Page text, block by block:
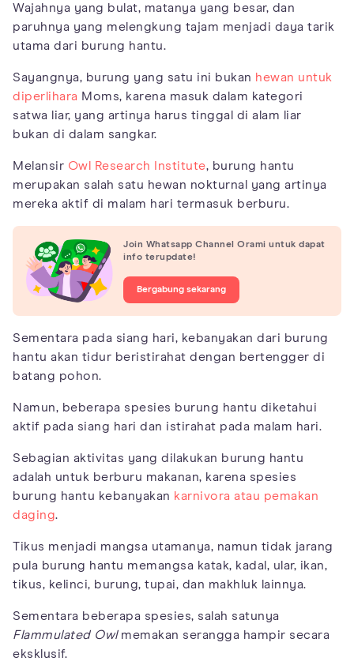
Wajahnya yang bulat, matanya yang besar, dan
paruhnya yang melengkung tajam menjadi daya tarik
utama dari burung hantu.
Sayangnya, burung yang satu ini bukan hewan untuk
diperlihara Moms, karena masuk dalam kategori
satwa liar, yang artinya harus tinggal di alam liar
bukan di dalam sangkar.
Melansir Owl Research Institute, burung hantu
merupakan salah satu hewan nokturnal yang artinya
mereka aktif di malam hari termasuk berburu.
Join Whatsapp Channel Orami untuk dapat
info terupdate!
Bergabung sekarang
Sementara pada siang hari, kebanyakan dari burung
hantu akan tidur beristirahat dengan bertengger di
batang pohon.
Namun, beberapa spesies burung hantu diketahui
aktif pada siang hari dan istirahat pada malam hari.
Sebagian aktivitas yang dilakukan burung hantu
adalah untuk berburu makanan, karena spesies
burung hantu kebanyakan karnivora atau pemakan
daging.
Tikus menjadi mangsa utamanya, namun tidak jarang
pula burung hantu memangsa katak, kadal, ular, ikan,
tikus, kelinci, burung, tupai, dan makhluk lainnya.
Sementara beberapa spesies, salah satunya
Flammulated Owlmemakan serangga hampir secara
eksklusif.